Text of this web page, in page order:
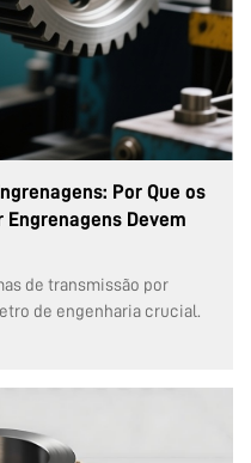
Por Que os
Devem
de transmissão por
de engenharia crucial.
perfis dos dentes das
sem-fim ou um